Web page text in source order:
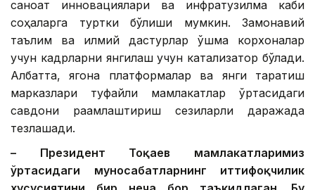
саноат инновациялари ва инфратузилма каби
соҳаларга туртки бўлиши мумкин. Замонавий
таълим ва илмий дастурлар қўшма корхоналар
учун кадрларни янгилаш учун катализатор бўлади.
Албатта, ягона платформалар ва янги тарқатиш
марказлари туфайли мамлакатлар ўртасидаги
савдони рақамлаштириш сезиларли даражада
тезлашади.
– Президент Тоқаев мамлакатларимиз
ўртасидаги муносабатларнинг иттифоқчилик